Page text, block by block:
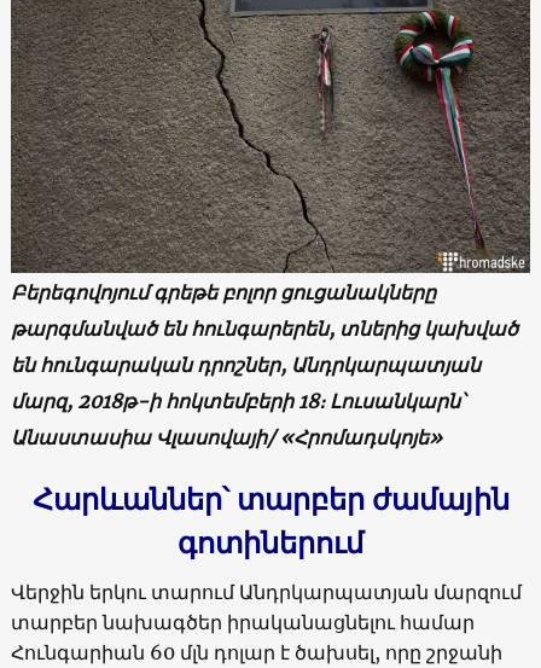
Բերեգովոյում գրեթե բոլոր ցուցանակները
թարգմանված են հունգարերեն, տներից կախված
են հունգարական դրոշներ, Անդրկարպատյան
մարզ, 2018թ-ի հոկտեմբերի 18։ Լուսանկարն՝
Անաստասիա Վլասովայի/ «Հրոմադսկոյե»
Հարևաններ՝ տարբեր ժամային
գոտիներում
Վերջին երկու տարում Անդրկարպատյան մարզում
տարբեր նախագծեր իրականացնելու համար
Հունգարիան 60 մլն դոլար է ծախսել, որը շրջանի